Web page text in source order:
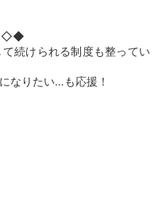
◇◆
続けられる制度も整ってい
なりたい…も応援！